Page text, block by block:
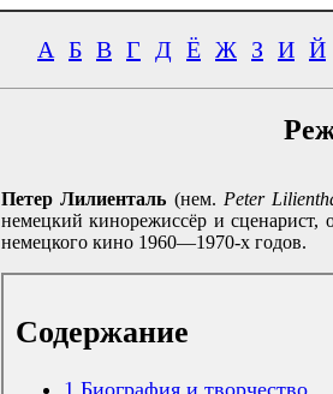
А Б В Г Д Ё Ж З И Й
Петер Лилиенталь (нем. Peter
немецкий кинорежиссёр и сценарист,
немецкого кино 1960—1970-х годов.
Содержание
1 Биография и творчество